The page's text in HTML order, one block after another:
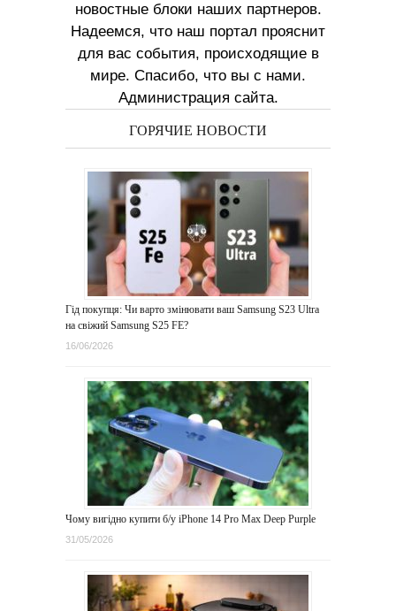
новостные блоки наших партнеров.
Надеемся, что наш портал прояснит
для вас события, происходящие в
мире. Спасибо, что вы с нами.
Администрация сайта.
ГОРЯЧИЕ НОВОСТИ
Гід покупця: Чи варто змінювати ваш Samsung S23 Ultra
на свіжий Samsung S25 FE?
16/06/2026
Чому вигідно купити б/у iPhone 14 Pro Max Deep Purple
31/05/2026